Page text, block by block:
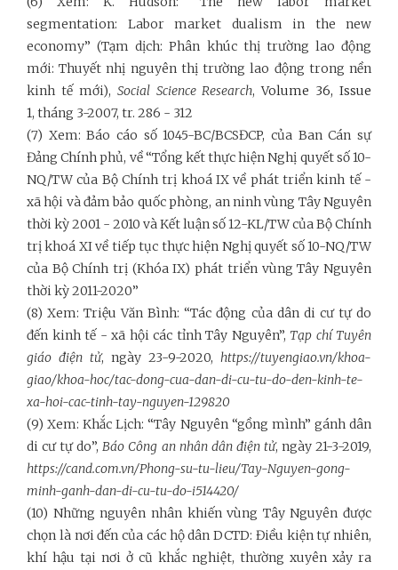
segmentation: Labor market dualism in the new
economy” (Tạm dịch: Phân khúc thị trường lao động
mới: Thuyết nhị nguyên thị trường lao động trong nền
kinh tế mới), Social Science Research,Volume 36, Issue
1, tháng 3-2007, tr. 286 - 312
(7) Xem: Báo cáo số 1045-BC/BCSĐCP, của Ban Cán sự
Đảng Chính phủ, về “Tổng kết thực hiện Nghị quyết số 10-
NQ/TW của Bộ Chính trị khoá IX về phát triển kinh tế -
xã hội và đảm bảo quốc phòng, an ninh vùng Tây Nguyên
thời kỳ 2001 - 2010 và Kết luận số 12-KL/TW của Bộ Chính
trị khoá XI về tiếp tục thực hiện Nghị quyết số 10-NQ/TW
của Bộ Chính trị (Khóa IX) phát triển vùng Tây Nguyên
thời kỳ 2011-2020”
(8) Xem: Triệu Văn Bình: “Tác động của dân di cư tự do
đến kinh tế - xã hội các tỉnh Tây Nguyên”, Tạp chí Tuyên
giáo điện tử, ngày 23-9-2020, https://tuyengiao.vn/khoa-
giao/khoa-hoc/tac-dong-cua-dan-di-cu-tu-do-den-kinh-te-
xa-hoi-cac-tinh-tay-nguyen-129820
(9) Xem: Khắc Lịch: “Tây Nguyên “gồng mình” gánh dân
di cư tự do”,Báo Công an nhân dân điện tử, ngày 21-3-2019,
https://cand.com.vn/Phong-su-tu-lieu/Tay-Nguyen-gong-
minh-ganh-dan-di-cu-tu-do-i514420/
(10) Những nguyên nhân khiến vùng Tây Nguyên được
chọn là nơi đến của các hộ dân DCTD: Điều kiện tự nhiên,
khí hậu tại nơi ở cũ khắc nghiệt, thường xuyên xảy ra